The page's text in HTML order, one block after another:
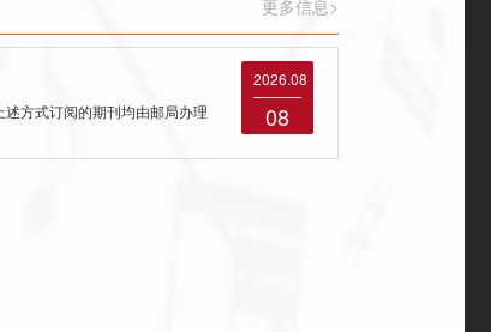
更多信息>
2026.08
08